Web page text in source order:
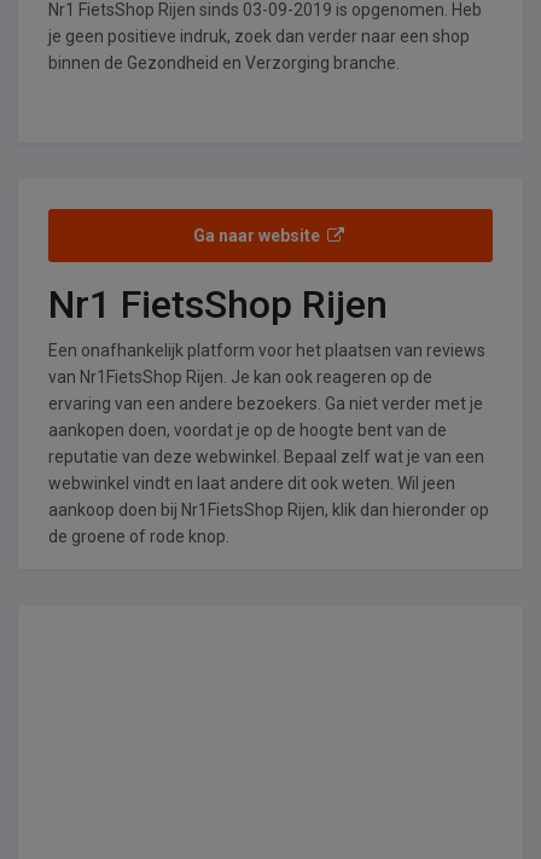
Nr1 FietsShop Rijen sinds 03-09-2019 is opgenomen. Heb
je geen positieve indruk, zoek dan verder naar een shop
binnen de Gezondheid en Verzorging branche.
Ga naar website
Nr1 FietsShop Rijen
Een onafhankelijk platform voor het plaatsen van reviews
van Nr1FietsShop Rijen. Je kan ook reageren op de
ervaring van een andere bezoekers. Ga niet verder met je
aankopen doen, voordat je op de hoogte bent van de
reputatie van deze webwinkel. Bepaal zelf wat je van een
webwinkel vindt en laat andere dit ook weten. Wil jeen
aankoop doen bij Nr1FietsShop Rijen, klik dan hieronder op
de groene of rode knop.